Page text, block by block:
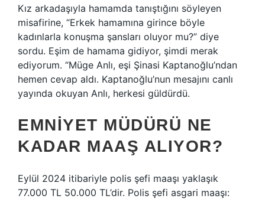
Kız arkadaşıyla hamamda tanıştığını söyleyen
misafirine, “Erkek hamamına girince böyle
kadınlarla konuşma şansları oluyor mu?” diye
sordu. Eşim de hamama gidiyor, şimdi merak
ediyorum. “Müge Anlı, eşi Şinasi Kaptanoğlu’ndan
hemen cevap aldı. Kaptanoğlu’nun mesajını canlı
yayında okuyan Anlı, herkesi güldürdü.
EMNIYET MÜDÜRÜ NE
KADAR MAAŞ ALIYOR?
Eylül 2024 itibariyle polis şefi maaşı yaklaşık
77.000 TL 50.000 TL’dir. Polis şefi asgari maaşı: